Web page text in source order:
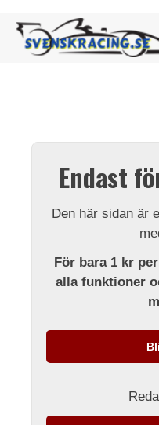
Endast
Den här sidan är
För bara 1 kr
alla funktioner